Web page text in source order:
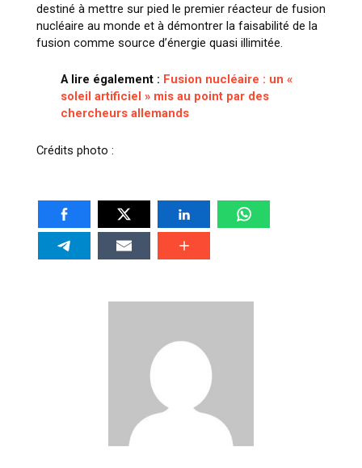
destiné à mettre sur pied le premier réacteur de fusion
nucléaire au monde et à démontrer la faisabilité de la
fusion comme source d’énergie quasi illimitée.
A lire également : Fusion nucléaire : un «
soleil artificiel » mis au point par des
chercheurs allemands
Crédits photo :